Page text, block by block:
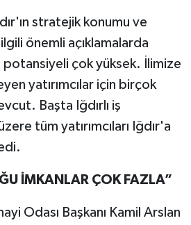
stratejik konumu ve
önemli açıklamalarda
potansiyeli çok yüksek. İlimize
yatırımcılar için birçok
Başta Iğdırlı iş
tüm yatırımcıları Iğdır'a
İMKANLAR ÇOK FAZLA”
Odası Başkanı Kamil Arslan